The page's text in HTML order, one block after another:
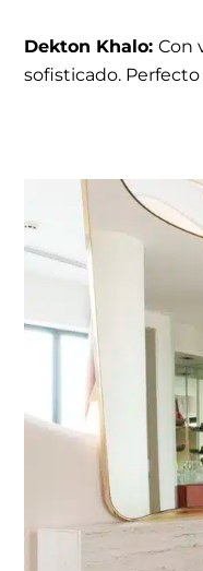
Dekton Khalo: Con
sofisticado.